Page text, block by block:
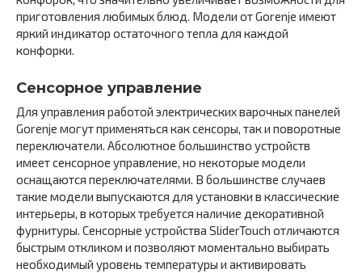
приготовления любимых блюд. Модели от Gorenje имеют
яркий индикатор остаточного тепла для каждой
конфорки.
Сенсорное управление
Для управления работой электрических варочных панелей
Gorenje могут применяться как сенсоры, так и поворотные
переключатели. Абсолютное большинство устройств
имеет сенсорное управление, но некоторые модели
оснащаются переключателями. В большинстве случаев
такие модели выпускаются для установки в классические
интерьеры, в которых требуется наличие декоративной
фурнитуры. Сенсорные устройства SliderTouch отличаются
быстрым откликом и позволяют моментально выбирать
необходимый уровень температуры и активировать